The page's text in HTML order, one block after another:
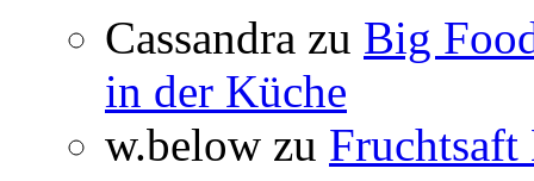
Cassandra zu Big
in der Küche
w.below zu